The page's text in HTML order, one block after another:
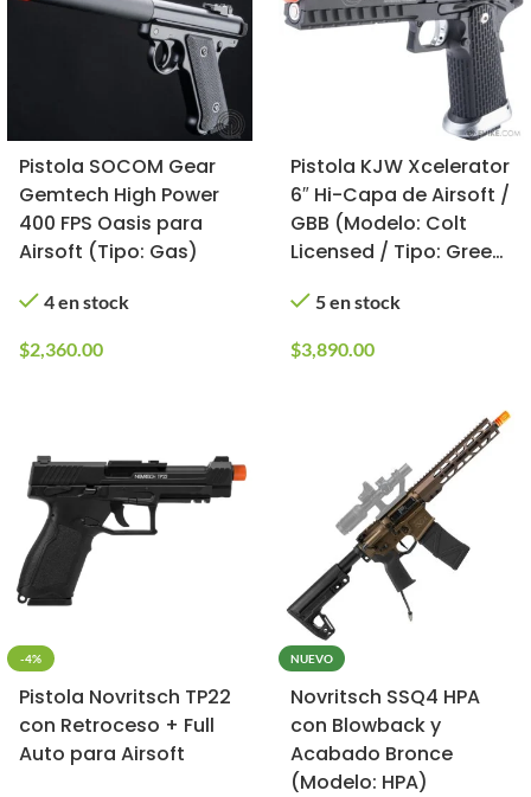
Pistola SOCOM Gear
Gemtech High Power
400 FPS Oasis para
Airsoft (Tipo: Gas)
4 en stock
$2,360.00
Pistola KJW Xcelerator
6″ Hi-Capa de Airsoft /
GBB (Modelo: Colt
Licensed / Tipo: Green
5 en stock
$3,890.00
-4%
Pistola Novritsch TP22
con Retroceso + Full
Auto para Airsoft
NUEVO
Novritsch SSQ4 HPA
con Blowback y
Acabado Bronce
(Modelo: HPA)